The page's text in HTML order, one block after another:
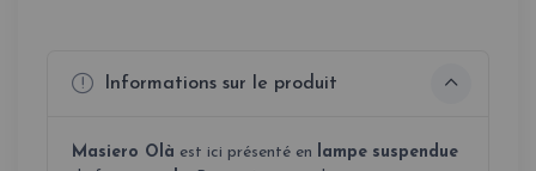
Informations sur le produit
Masiero Olà est ici présenté en lampe suspendue